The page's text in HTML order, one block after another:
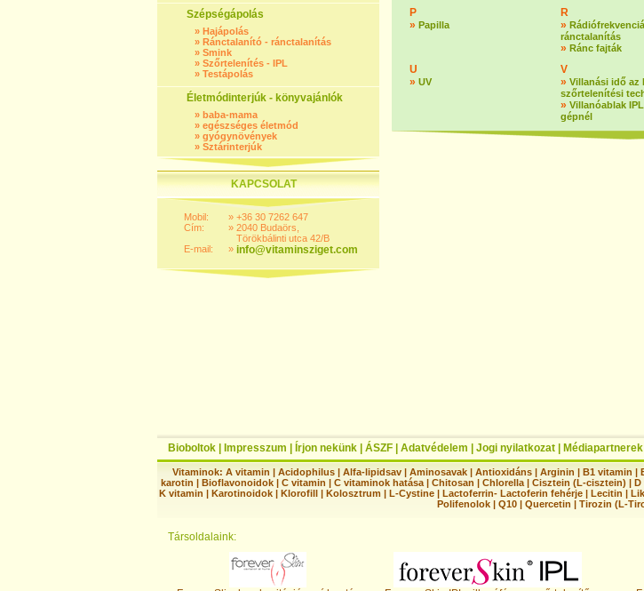
Szépségápolás
» Hajápolás
» Ránctalanító - ránctalanítás
» Smink
» Szőrtelenítés - IPL
» Testápolás
Életmódinterjúk - könyvajánlók
» baba-mama
» egészséges életmód
» gyógynövények
» Sztárinterjúk
KAPCSOLAT
Mobil:
Cím:
E-mail:
»
»
»
+36 30 7262 647
2040 Budaörs,
Törökbálinti utca 42/B
info@vitaminsziget.com
P
» Papilla
R
»
ránctalanítás
» Ránc fajták
U
» UV
V
» Villanási idő az
szőrtelenítési
» Villanóablak
gépnél
Bioboltok Impresszum Írjon nekünk ÁSZF Adatvédelem Jogi nyilatkozat Médiapartnerek
Vitaminok: A vitamin | Acidophilus| Alfa-lipidsav| Aminosavak| Antioxidáns| Arginin | B1 vitamin |
karotin | Bioflavonoidok | C vitamin | C vitaminok hatása | Chitosan | Chlorella | Cisztein (L-cisztein) | D
K vitamin | Karotinoidok | Klorofill | Kolosztrum | L-Cystine | Lactoferrin- Lactoferin fehérje | Lecitin |
Polifenolok| Q10| Quercetin | Tirozin (L-
Társoldalaink: